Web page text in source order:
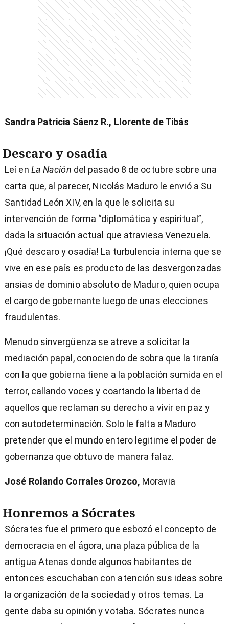
Sandra Patricia Sáenz R., Llorente de Tibás
Descaro y osadía
Leí en La Nación del pasado 8 de octubre sobre una
carta que, al parecer, Nicolás Maduro le envió a Su
Santidad León XIV, en la que le solicita su
intervención de forma “diplomática y espiritual”,
dada la situación actual que atraviesa Venezuela.
¡Qué descaro y osadía! La turbulencia interna que se
vive en ese país es producto de las desvergonzadas
ansias de dominio absoluto de Maduro, quien ocupa
el cargo de gobernante luego de unas elecciones
fraudulentas.
Menudo sinvergüenza se atreve a solicitar la
mediación papal, conociendo de sobra que la tiranía
con la que gobierna tiene a la población sumida en el
terror, callando voces y coartando la libertad de
aquellos que reclaman su derecho a vivir en paz y
con autodeterminación. Solo le falta a Maduro
pretender que el mundo entero legitime el poder de
gobernanza que obtuvo de manera falaz.
José Rolando Corrales Orozco, Moravia
Honremos a Sócrates
Sócrates fue el primero que esbozó el concepto de
democracia en el ágora, una plaza pública de la
antigua Atenas donde algunos habitantes de
entonces escuchaban con atención sus ideas sobre
la organización de la sociedad y otros temas. La
gente daba su opinión y votaba. Sócrates nunca